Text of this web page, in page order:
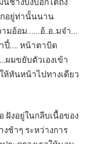
กอยู่ท่านั้นนาน
มอ้อม……อ้..อ..มจ๋า…
ปี๋…. หน้าตาบิด
ผมขยับตัวเองเข้า
ห้หันหน้าไปทางเดียว
ฝังอยู่ในกลีบเนื้อของ
ช้าๆ ระหว่างการ